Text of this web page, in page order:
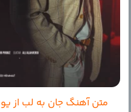
متن آهنگ جان به لب از